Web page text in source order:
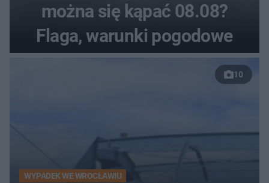
można się kąpać 08.08?
Flaga, warunki pogodowe
10
WYPADEK WE WROCŁAWIU